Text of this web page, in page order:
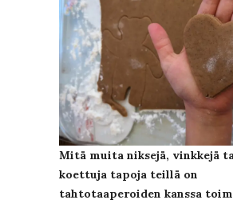
Mitä muita niksejä, vinkkejä
koettuja tapoja teillä on
tahtotaaperoiden kanssa